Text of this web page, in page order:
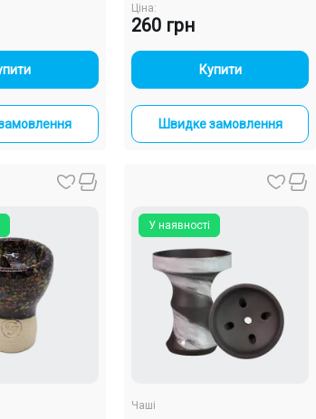
+
Ціна:
260 грн
- +
Купити
Швидке замовлення
У наявності
Чаші